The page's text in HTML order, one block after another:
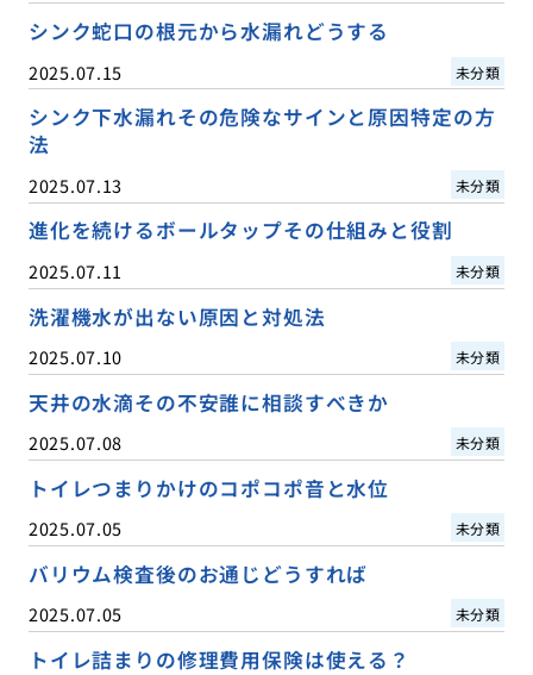
シンク蛇口の根元から水漏れどうする
2025.07.15 未分類
シンク下水漏れその危険なサインと原因特定の方
法
2025.07.13 未分類
進化を続けるボールタップその仕組みと役割
2025.07.11 未分類
洗濯機水が出ない原因と対処法
2025.07.10 未分類
天井の水滴その不安誰に相談すべきか
2025.07.08 未分類
トイレつまりかけのコポコポ音と水位
2025.07.05 未分類
バリウム検査後のお通じどうすれば
2025.07.05 未分類
トイレ詰まりの修理費用保険は使える？